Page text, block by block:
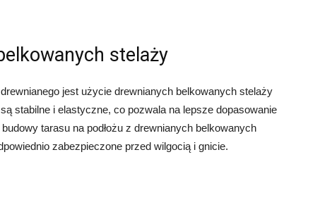
stelaży
jest użycie drewnianych belkowanych stelaży
stabilne i elastyczne, co pozwala na lepsze dopasowanie
tarasu na podłożu z drewnianych belkowanych
zabezpieczone przed wilgocią i gnicie.